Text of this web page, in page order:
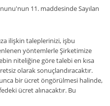
11. maddesinde Sayılan
ilişkin taleplerinizi, işbu
yöntemlerle Şirketimize
niteliğine göre talebi en kısa
olarak sonuçlandıracaktır.
bir ücret öngörülmesi halinde,
ücret alınacaktır. Bu